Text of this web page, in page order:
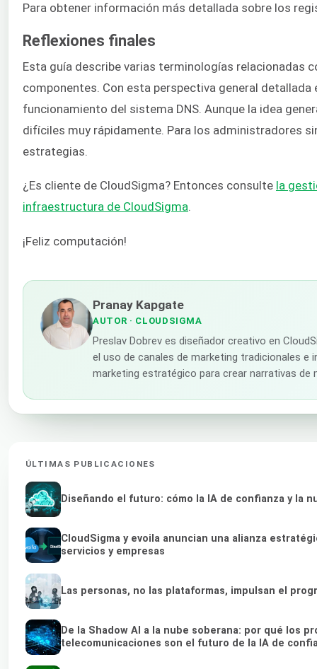
Para obtener información más detallada sobre los
Reflexiones finales
Esta guía describe varias terminologías relacionadas
componentes. Con esta perspectiva general
funcionamiento del sistema DNS. Aunque la idea
difíciles muy rápidamente. Para los administradores
estrategias.
¿Es cliente de CloudSigma? Entonces consulte la
infraestructura de CloudSigma.
¡Feliz computación!
Pranay Kapgate
AUTOR · CLOUDSIGMA
Preslav Dobrev es diseñador creativo en
el uso de canales de marketing tradicionales
marketing estratégico para crear narrativas de
ÚLTIMAS PUBLICACIONES
Diseñando el futuro: cómo la IA de confianza y la
CloudSigma y evoila anuncian una alianza
servicios y empresas
Las personas, no las plataformas, impulsan el
De la Shadow AI a la nube soberana: por qué los
telecomunicaciones son el futuro de la IA de